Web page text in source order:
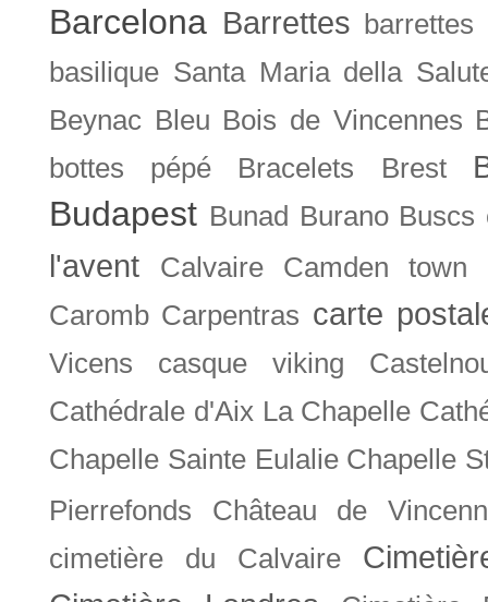
Barcelona Barrettes barrettes
basilique Santa Maria della
Beynac Bleu Bois de Vincennes
bottes pépé
Bracelets Brest
Budapest Bunad Burano Buscs
l'avent Calvaire Camden town
Caromb Carpentras carte
Vicens casque viking
Cathédrale d'Aix La Chapelle
Chapelle Sainte Eulalie Chapelle
Pierrefonds
Château de
cimetière du Calvaire